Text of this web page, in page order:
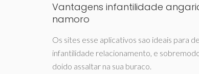
Vantagens infantilidade
namoro
Os sites esse aplicativos sao ideais para
infantilidade relacionamento, e
doido assaltar na sua buraco.